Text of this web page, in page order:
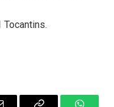
Tocantins.